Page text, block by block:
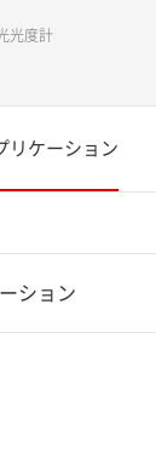
光度計
リケーション
ション